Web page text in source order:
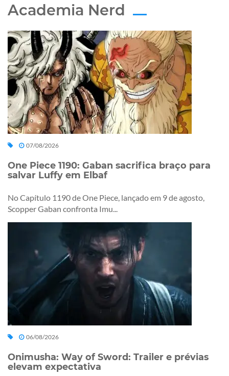
Academia Nerd
07/08/2026
One Piece 1190: Gaban sacrifica braço para
salvar Luffy em Elbaf
No Capítulo 1190 de One Piece, lançado em 9 de agosto,
Scopper Gaban confronta Imu...
06/08/2026
Onimusha: Way of Sword: Trailer e prévias
elevam expectativa